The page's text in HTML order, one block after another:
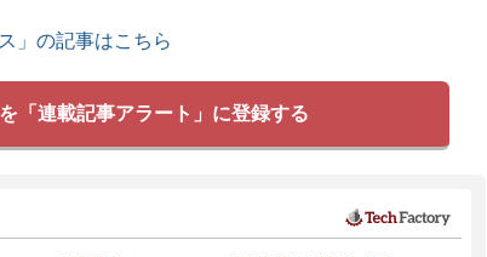
」の記事はこちら
「連載記事アラート」に登録する